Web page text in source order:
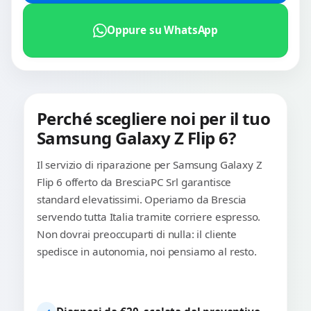
Oppure su WhatsApp
Perché scegliere noi per il tuo
Samsung Galaxy Z Flip 6?
Il servizio di riparazione per Samsung Galaxy Z
Flip 6 offerto da BresciaPC Srl garantisce
standard elevatissimi. Operiamo da Brescia
servendo tutta Italia tramite corriere espresso.
Non dovrai preoccuparti di nulla: il cliente
spedisce in autonomia, noi pensiamo al resto.